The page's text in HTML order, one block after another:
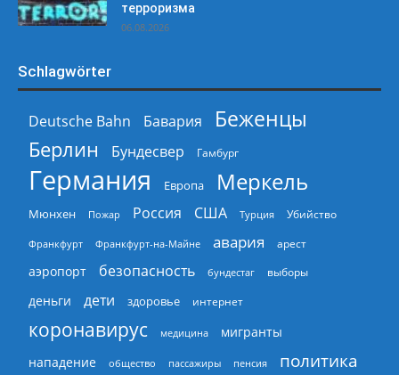
терроризма
06.08.2026
Schlagwörter
Deutsche Bahn Бавария
Беженцы
Берлин
Бундесвер Гамбург
Германия Европа Меркель
Мюнхен Пожар Россия США Турция Убийство
Франкфурт Франкфурт-на-Майне авария арест
аэропорт безопасность бундестаг выборы
деньги дети здоровье интернет
коронавирус медицина
мигранты
нападение
общество пассажиры пенсия политика